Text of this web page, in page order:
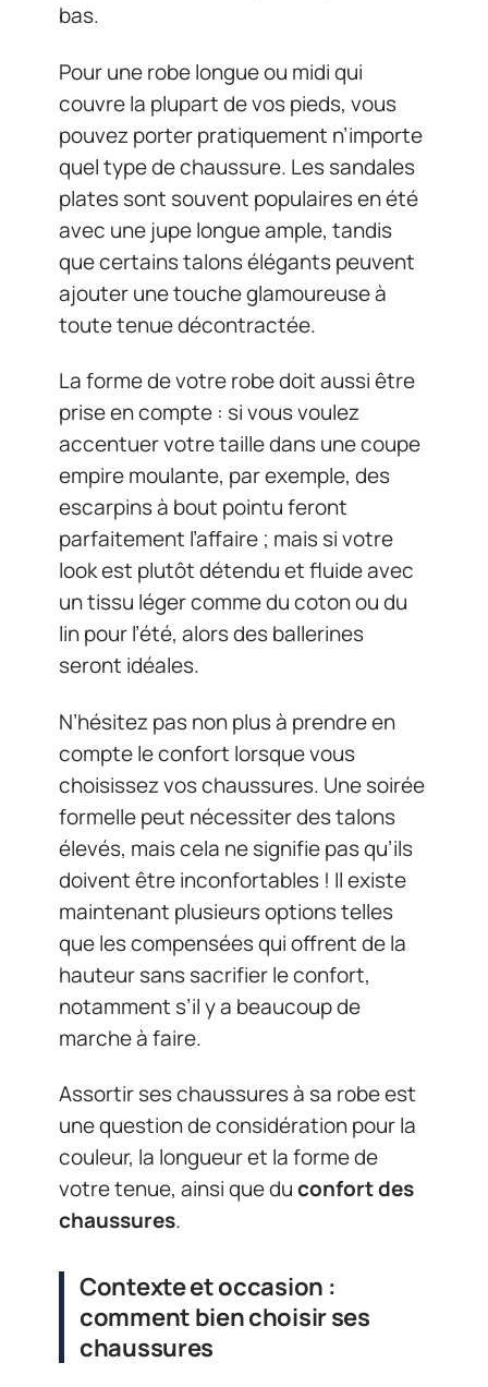
bas.
Pour une robe longue ou midi qui
couvre la plupart de vos pieds, vous
pouvez porter pratiquement n’importe
quel type de chaussure. Les sandales
plates sont souvent populaires en été
avec une jupe longue ample, tandis
que certains talons élégants peuvent
ajouter une touche glamoureuse à
toute tenue décontractée.
La forme de votre robe doit aussi être
prise en compte : si vous voulez
accentuer votre taille dans une coupe
empire moulante, par exemple, des
escarpins à bout pointu feront
parfaitement l’affaire ; mais si votre
look est plutôt détendu et fluide avec
un tissu léger comme du coton ou du
lin pour l’été, alors des ballerines
seront idéales.
N’hésitez pas non plus à prendre en
compte le confort lorsque vous
choisissez vos chaussures. Une soirée
formelle peut nécessiter des talons
élevés, mais cela ne signifie pas qu’ils
doivent être inconfortables ! Il existe
maintenant plusieurs options telles
que les compensées qui offrent de la
hauteur sans sacrifier le confort,
notamment s’il y a beaucoup de
marche à faire.
Assortir ses chaussures à sa robe est
une question de considération pour la
couleur, la longueur et la forme de
votre tenue, ainsi que duconfort des
chaussures.
Contexte et occasion :
comment bien choisir ses
chaussures